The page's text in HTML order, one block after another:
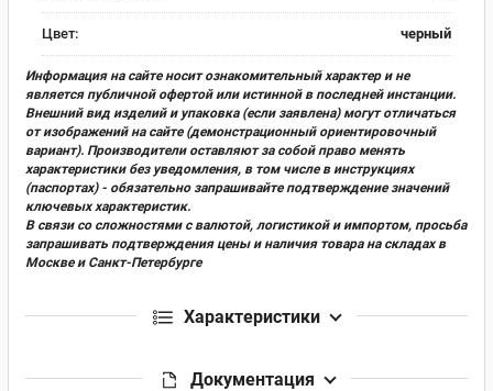
Цвет: черный
Информация на сайте носит ознакомительный характер и не
является публичной офертой или истинной в последней инстанции.
Внешний вид изделий и упаковка (если заявлена) могут отличаться
от изображений на сайте (демонстрационный ориентировочный
вариант). Производители оставляют за собой право менять
характеристики без уведомления, в том числе в инструкциях
(паспортах) - обязательно запрашивайте подтверждение значений
ключевых характеристик.
В связи со сложностями с валютой, логистикой и импортом, просьба
запрашивать подтверждения цены и наличия товара на складах в
Москве и Санкт-Петербурге
Характеристики
Документация